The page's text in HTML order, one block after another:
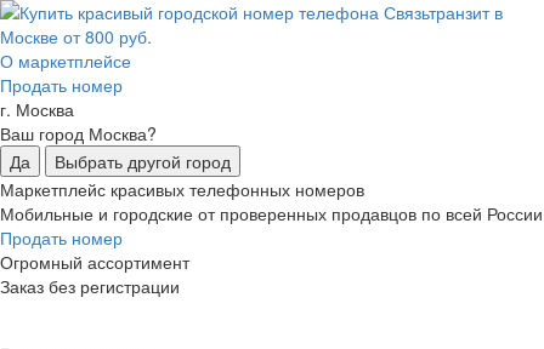
О маркетплейсе
Продать номер
г. Москва
Ваш город Москва?
Да
Выбрать другой город
Маркетплейс красивых телефонных номеров
Мобильные и городские от проверенных продавцов по всей России
Продать номер
Огромный ассортимент
Заказ без регистрации